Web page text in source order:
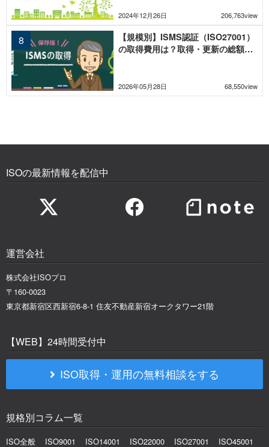
2024年12月26日 206,763view
2026年05月28日 68,550view
【規模別】ISMS認証（ISO27001）
の取得費用は？取得・更新の総額と
ISOの最新情報を配信中
運営会社
株式会社ISOプロ
〒160-0023
東京都新宿区西新宿6-8-1 住友不動産新宿オークタワー21階
【WEB】24時間受付中
ISO取得・運用の無料相談をする
規格別コラム一覧
ISO全般 ISO9001 ISO14001 ISO22000 ISO27001 ISO45001